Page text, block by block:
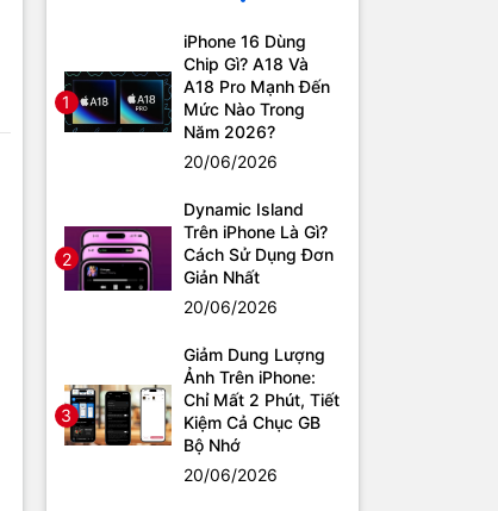
1
iPhone 16 Dùng
Chip Gì? A18 Và
A18 Pro Mạnh Đến
Mức Nào Trong
Năm 2026?
20/06/2026
2
Dynamic Island
Trên iPhone Là Gì?
Cách Sử Dụng Đơn
Giản Nhất
20/06/2026
3
Giảm Dung Lượng
Ảnh Trên iPhone:
Chỉ Mất 2 Phút, Tiết
Kiệm Cả Chục GB
Bộ Nhớ
20/06/2026